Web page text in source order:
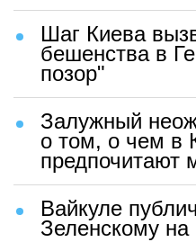
Шаг Киева
бешенства в
позор"
Залужный
о том, о чем в
предпочитают
Вайкуле
Зеленскому на